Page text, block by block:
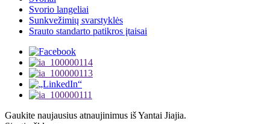
Svorio langeliai
Sunkvežimių svarstyklės
Srauto standarto patikros įtaisai
Gaukite naujausius atnaujinimus iš Yantai Jiajia.